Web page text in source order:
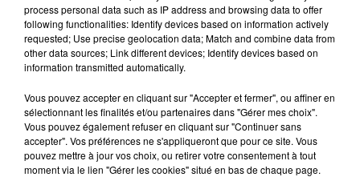
UN CASTING POUR "N’OUBLIEZ PAS LES
PAROLES !" ORGANISÉ À FIRMINY
process personal data such as IP address and browsing data to offer
following functionalities: Identify devices based on information actively
requested; Use precise geolocation data; Match and combine data from
other data sources; Link different devices; Identify devices based on
information transmitted automatically.
Vous pouvez accepter en cliquant sur "Accepter et fermer", ou affiner en
sélectionnant les finalités et/ou partenaires dans "Gérer mes choix".
Vous pouvez également refuser en cliquant sur "Continuer sans
accepter". Vos préférences ne s'appliqueront que pour ce site. Vous
pouvez mettre à jour vos choix, ou retirer votre consentement à tout
moment via le lien "Gérer les cookies" situé en bas de chaque page.